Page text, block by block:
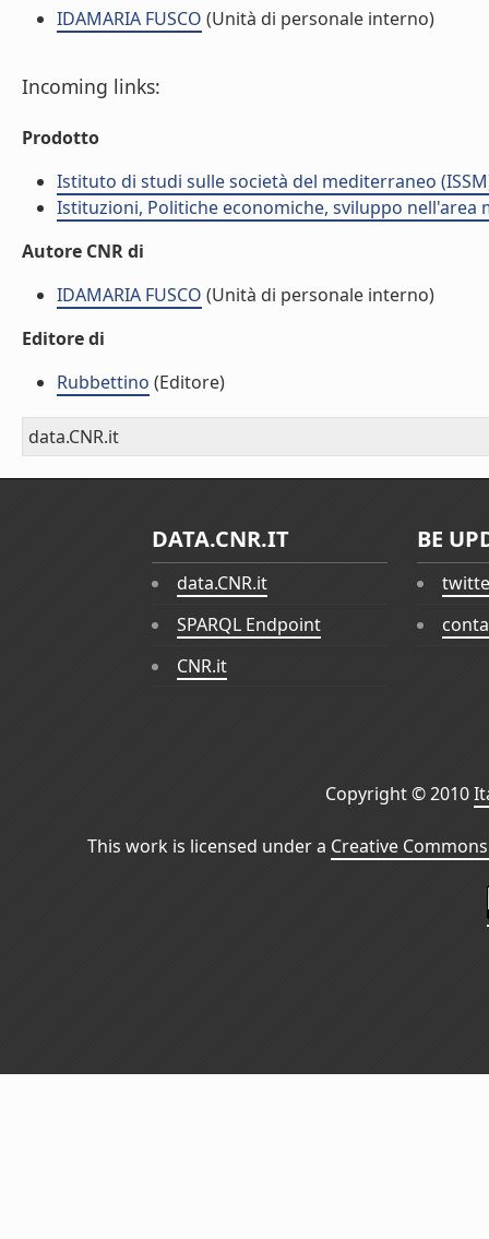
IDAMARIA FUSCO (Unità di personale interno)
Incoming links:
Prodotto
Istituto di studi sulle società del mediterraneo
Istituzioni, Politiche economiche, sviluppo nell'area
Autore CNR di
IDAMARIA FUSCO (Unità di personale interno)
Editore di
Rubbettino (Editore)
data.CNR.it
DATA.CNR.IT
data.CNR.it
SPARQL Endpoint
CNR.it
BE
Copyright © 2010
This work is licensed under a Creative